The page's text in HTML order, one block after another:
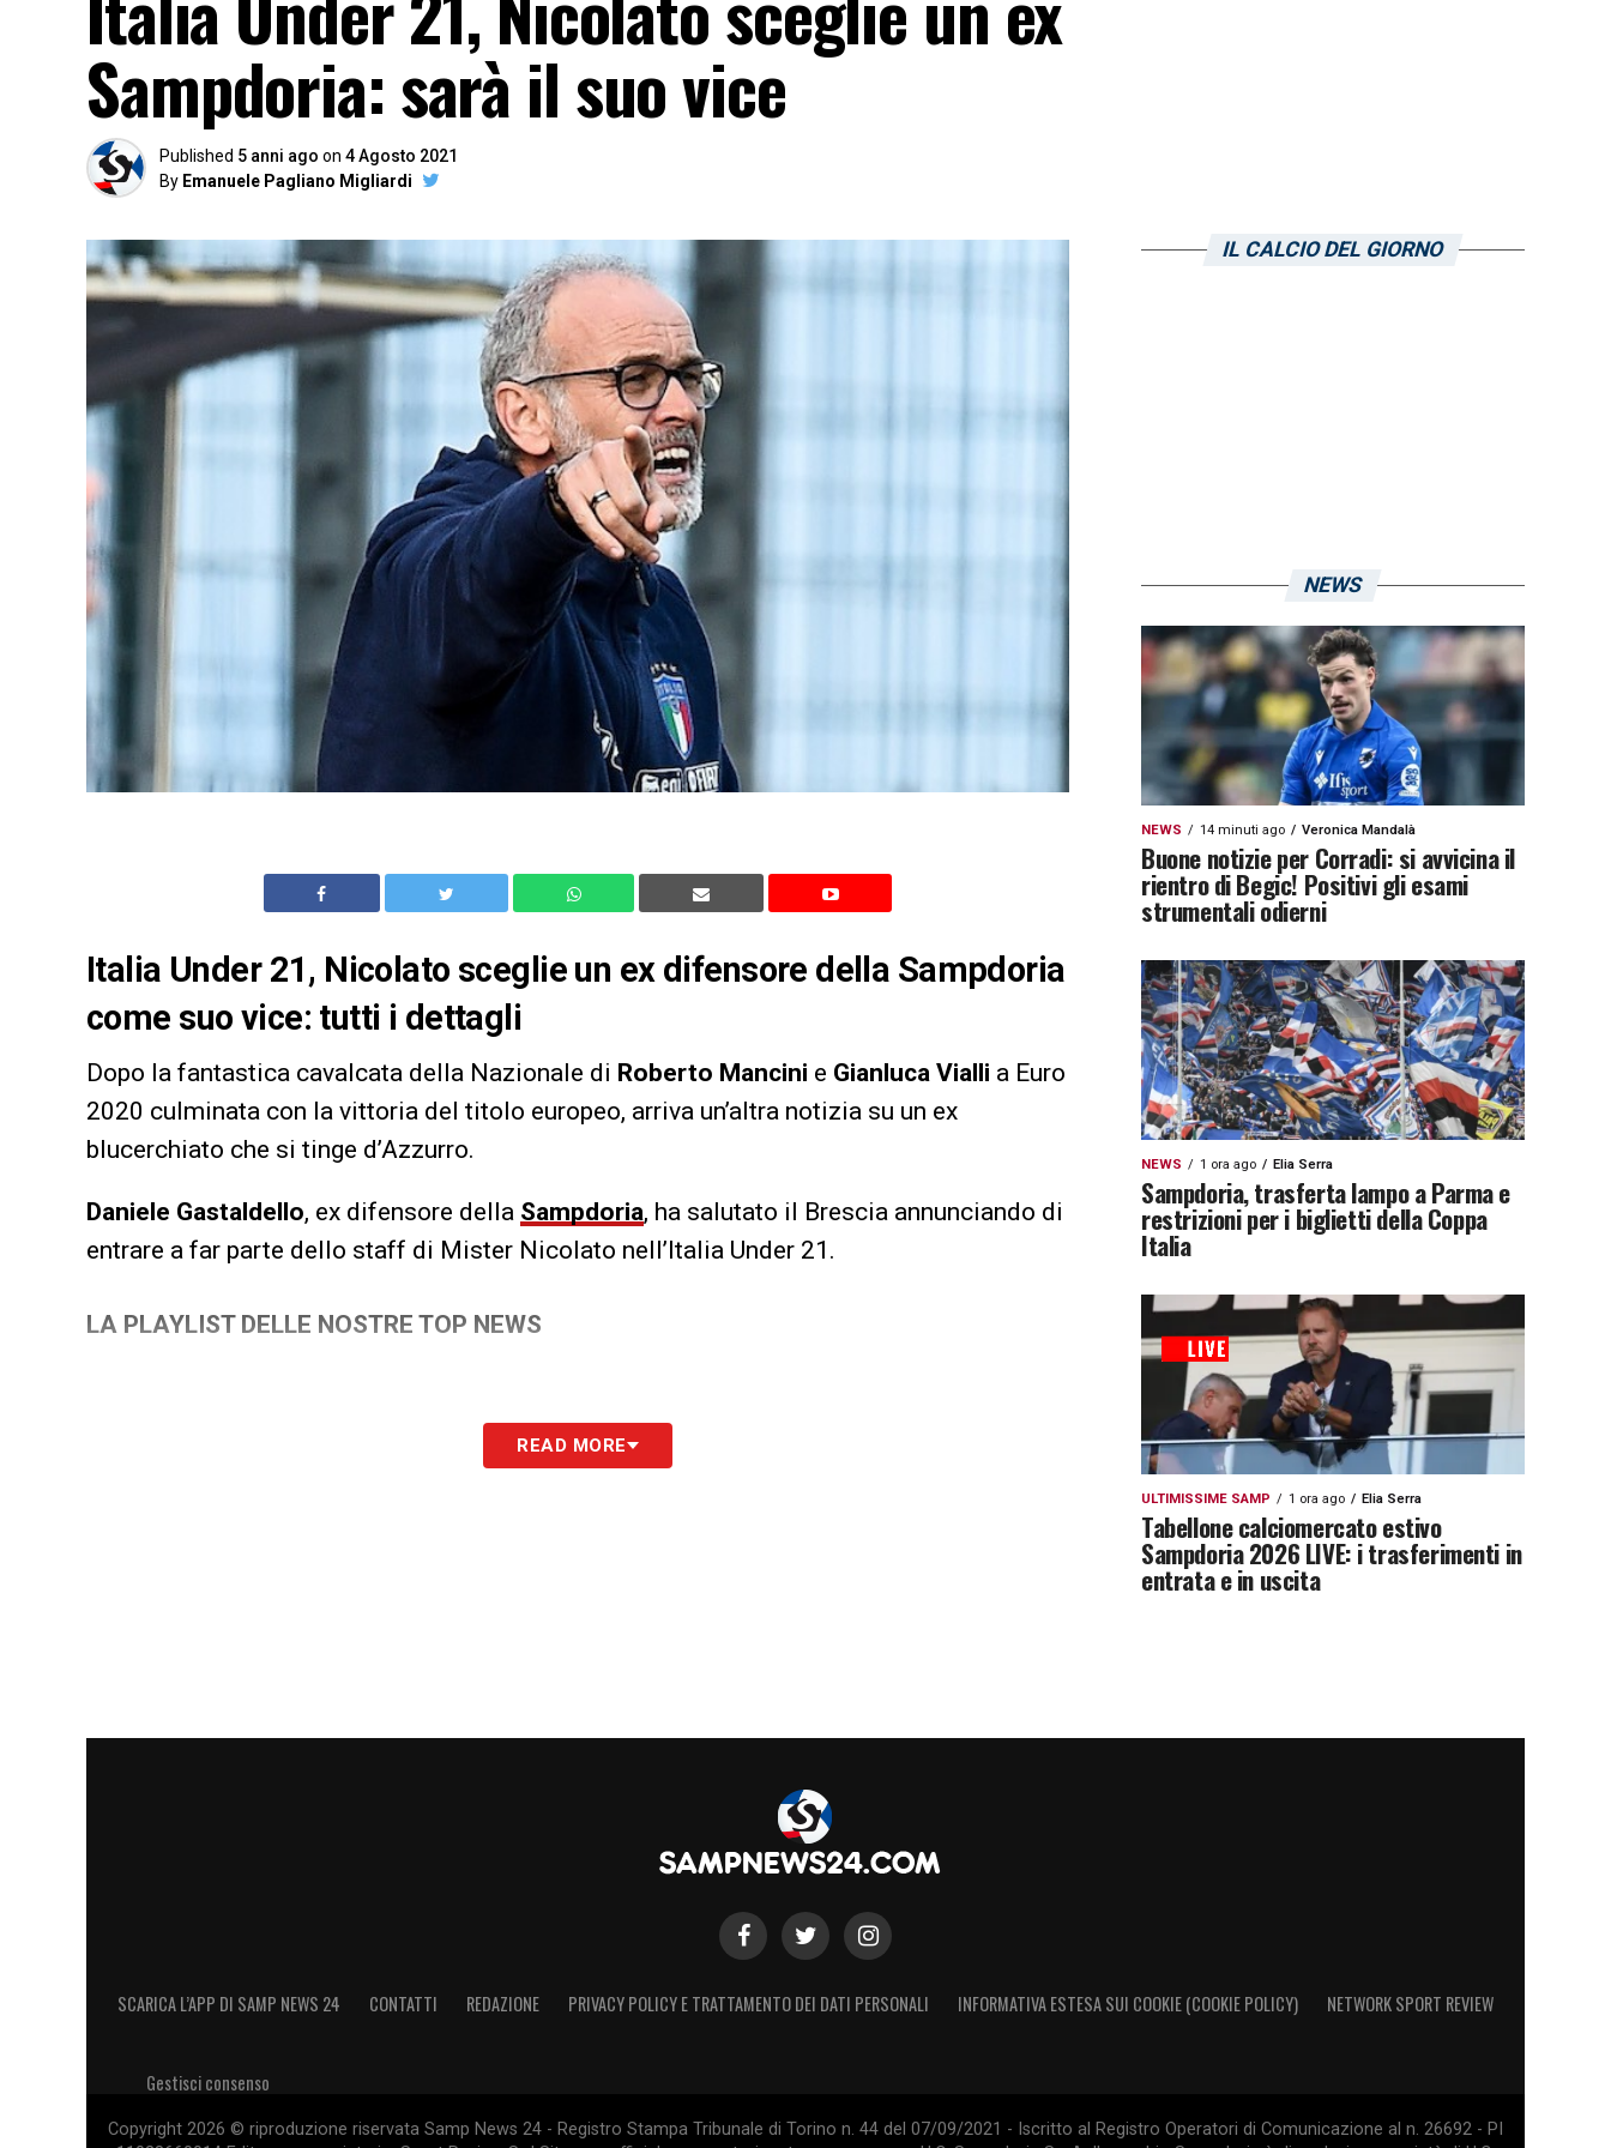
Sampdoria: sarà il suo vice
Published 5 anni ago on 4 Agosto 2021
By Emanuele Pagliano Migliardi
Italia Under 21, Nicolato sceglie un ex difensore della Sampdoria
come suo vice: tutti i dettagli
Dopo la fantastica cavalcata della Nazionale di Roberto Mancini e Gianluca Vialli a Euro
2020 culminata con la vittoria del titolo europeo, arriva un’altra notizia su un ex
blucerchiato che si tinge d’Azzurro.
Daniele Gastaldello, ex difensore della Sampdoria, ha salutato il Brescia annunciando di
entrare a far parte dello staff di Mister Nicolato nell’Italia Under 21.
LA PLAYLIST DELLE NOSTRE TOP NEWS
READ MORE
IL CALCIO DEL GIORNO
NEWS
NEWS 14 minuti ago Veronica Mandalà
Buone notizie per Corradi: si avvicina il
rientro di Begic! Positivi gli esami
strumentali odierni
NEWS 1 ora ago Elia Serra
Sampdoria, trasferta lampo a Parma e
restrizioni per i biglietti della Coppa
Italia
ULTIMISSIME SAMP 1 ora ago Elia Serra
Tabellone calciomercato estivo
Sampdoria 2026 LIVE: i trasferimenti in
entrata e in uscita
SCARICA L’APP DI SAMP NEWS 24 CONTATTI REDAZIONE PRIVACY POLICY E TRATTAMENTO DEI DATI PERSONALI INFORMATIVA ESTESA SUI COOKIE (COOKIE POLICY) NETWORK SPORT REVIEW
Gestisci consenso
Copyright 2026 © riproduzione riservata Samp News 24 - Registro Stampa Tribunale di Torino n. 44 del 07/09/2021 - Iscritto al Registro Operatori di Comunicazione al n. 26692 - PI